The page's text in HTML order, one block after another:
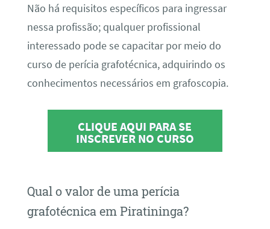
Não há requisitos específicos para ingressar
nessa profissão; qualquer profissional
interessado pode se capacitar por meio do
curso de perícia grafotécnica, adquirindo os
conhecimentos necessários em grafoscopia.
CLIQUE AQUI PARA SE
INSCREVER NO CURSO
Qual o valor de uma perícia
grafotécnica em Piratininga?